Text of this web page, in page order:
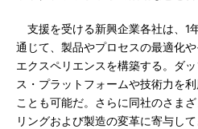
支援を受ける新興企業各社は、1
通じて、製品やプロセスの最適化
エクスペリエンスを構築する。ダ
ス・プラットフォームや技術力を
ことも可能だ。さらに同社のさま
リングおよび製造の変革に寄与し